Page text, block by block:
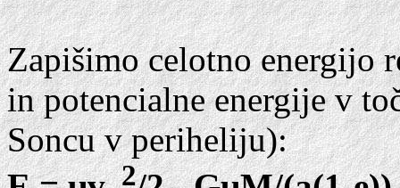
Zapišimo celotno energijo
in potencialne energije v
Soncu v periheliju):
2